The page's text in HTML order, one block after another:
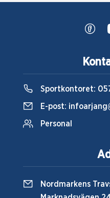
Sportkontoret:
E-post:
Personal
Nordmarkens